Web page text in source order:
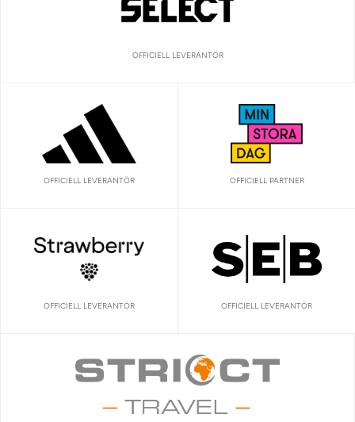
OFFICIELL LEVERANTÖR
OFFICIELL LEVERANTÖR OFFICIELL PARTNER
OFFICIELL LEVERANTÖR OFFICIELL LEVERANTÖR